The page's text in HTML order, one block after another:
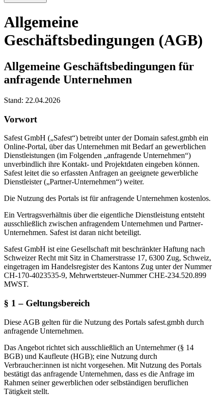
Allgemeine
Geschäftsbedingungen (AGB)
Allgemeine Geschäftsbedingungen für
anfragende Unternehmen
Stand: 22.04.2026
Vorwort
Safest GmbH („Safest“) betreibt unter der Domain safest.gmbh ein
Online-Portal, über das Unternehmen mit Bedarf an gewerblichen
Dienstleistungen (im Folgenden „anfragende Unternehmen“)
unverbindlich ihre Kontakt- und Projektdaten eingeben können.
Safest leitet die so erfassten Anfragen an geeignete gewerbliche
Dienstleister („Partner-Unternehmen“) weiter.
Die Nutzung des Portals ist für anfragende Unternehmen kostenlos.
Ein Vertragsverhältnis über die eigentliche Dienstleistung entsteht
ausschließlich zwischen anfragendem Unternehmen und Partner-
Unternehmen. Safest ist daran nicht beteiligt.
Safest GmbH ist eine Gesellschaft mit beschränkter Haftung nach
Schweizer Recht mit Sitz in Chamerstrasse 17, 6300 Zug, Schweiz,
eingetragen im Handelsregister des Kantons Zug unter der Nummer
CH-170-4023535-9, Mehrwertsteuer-Nummer CHE-234.520.899
MWST.
§ 1 – Geltungsbereich
Diese AGB gelten für die Nutzung des Portals safest.gmbh durch
anfragende Unternehmen.
Das Angebot richtet sich ausschließlich an Unternehmer (§ 14
BGB) und Kaufleute (HGB); eine Nutzung durch
Verbraucher:innen ist nicht vorgesehen. Mit Nutzung des Portals
bestätigt das anfragende Unternehmen, dass es die Anfrage im
Rahmen seiner gewerblichen oder selbständigen beruflichen
Tätigkeit stellt.